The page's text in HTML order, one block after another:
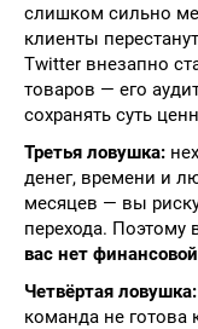
слишком сильно
клиенты
Twitter внезапно
товаров — его
сохранять суть
Третья ловушка:
денег, времени и
месяцев — вы
перехода. Поэтому
вас нет
Четвёртая ловушка:
команда не готова